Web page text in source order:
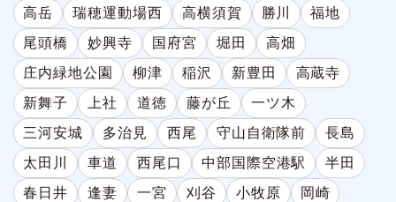
高岳
瑞穂運動場西 高横須賀 勝川
福地
尾頭橋
妙興寺 国府宮 堀田
高畑
庄内緑地公園
柳津 稲沢 新豊田
高蔵寺
新舞子
上社 道徳 藤が丘
一ツ木
三河安城
多治見 西尾 守山自衛隊前
長島
太田川
車道 西尾口 中部国際空港駅
半田
春日井
逢妻 一宮 刈谷 小牧原
岡崎